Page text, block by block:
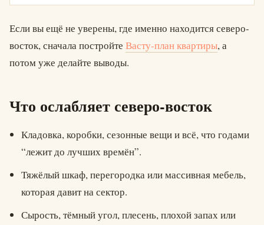
Если вы ещё не уверены, где именно находится северо-
восток, сначала постройте Васту-план квартиры, а
потом уже делайте выводы.
Что ослабляет северо-восток
Кладовка, коробки, сезонные вещи и всё, что годами
“лежит до лучших времён”.
Тяжёлый шкаф, перегородка или массивная мебель,
которая давит на сектор.
Сырость, тёмный угол, плесень, плохой запах или